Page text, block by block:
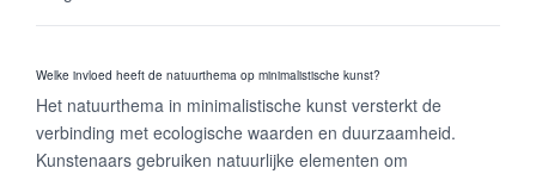
Welke invloed heeft de natuurthema op minimalistische kunst?
Het natuurthema in minimalistische kunst versterkt de
verbinding met ecologische waarden en duurzaamheid.
Kunstenaars gebruiken natuurlijke elementen om